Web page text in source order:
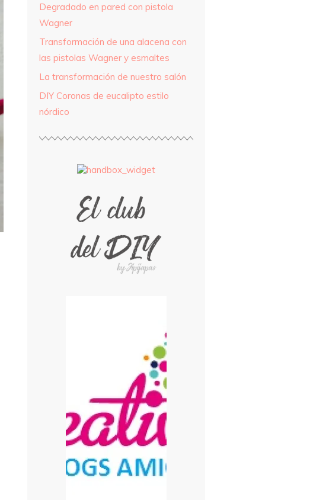
Degradado en pared con pistola
Wagner
Transformación de una alacena con
las pistolas Wagner y esmaltes
La transformación de nuestro salón
DIY Coronas de eucalipto estilo
nórdico